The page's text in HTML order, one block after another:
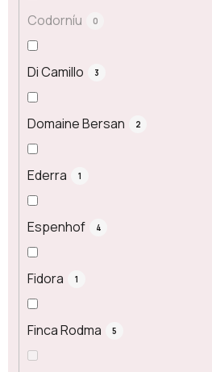
Codorníu 0
Di Camillo 3
Domaine Bersan 2
Ederra 1
Espenhof 4
Fidora 1
Finca Rodma 5